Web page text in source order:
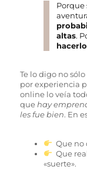
Porque
altas.
Te lo digo no
por experiencia
online lo veía
quehay
les fue bien. En
Que no
Que
«suerte».